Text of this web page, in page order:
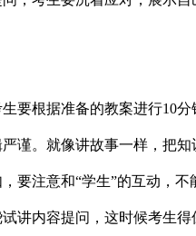
要根据准备的教案进行10
谨。就像讲故事一样，把
要注意和“学生”的互动，不
讲内容提问，这时候考生